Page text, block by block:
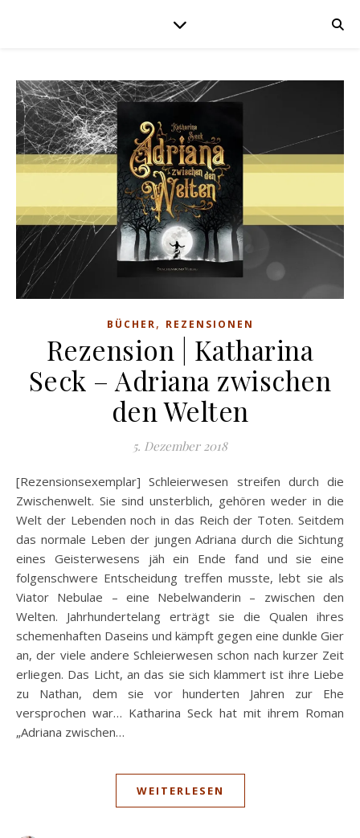
BÜCHER, REZENSIONEN
Rezension | Katharina
Seck – Adriana zwischen
den Welten
5. Dezember 2018
[Rezensionsexemplar] Schleierwesen streifen durch die
Zwischenwelt. Sie sind unsterblich, gehören weder in die
Welt der Lebenden noch in das Reich der Toten. Seitdem
das normale Leben der jungen Adriana durch die Sichtung
eines Geisterwesens jäh ein Ende fand und sie eine
folgenschwere Entscheidung treffen musste, lebt sie als
Viator Nebulae – eine Nebelwanderin – zwischen den
Welten. Jahrhundertelang erträgt sie die Qualen ihres
schemenhaften Daseins und kämpft gegen eine dunkle Gier
an, der viele andere Schleierwesen schon nach kurzer Zeit
erliegen. Das Licht, an das sie sich klammert ist ihre Liebe
zu Nathan, dem sie vor hunderten Jahren zur Ehe
versprochen war… Katharina Seck hat mit ihrem Roman
„Adriana zwischen…
WEITERLESEN